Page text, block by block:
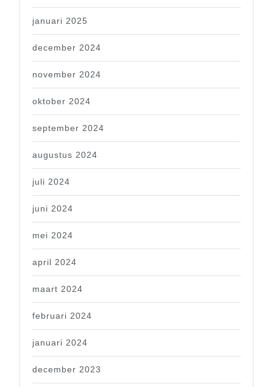
januari 2025
december 2024
november 2024
oktober 2024
september 2024
augustus 2024
juli 2024
juni 2024
mei 2024
april 2024
maart 2024
februari 2024
januari 2024
december 2023